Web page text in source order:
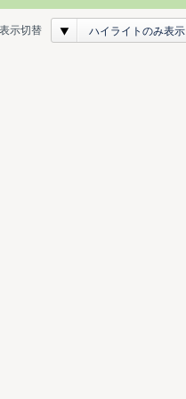
表示切替 ハイライトのみ表示